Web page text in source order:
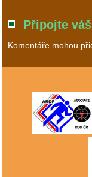
Připojte
Komentáře mohou